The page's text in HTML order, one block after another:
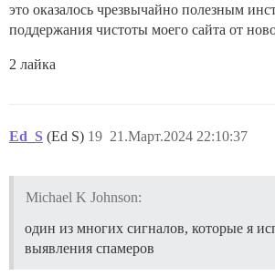
это оказалось чрезвычайно полезным
поддержания чистоты моего сайта от
2 лайка
Ed_S (Ed S) 21.Март.2024 22:10:37
19
Michael K Johnson:
один из многих сигналов, которые я
выявления спамеров